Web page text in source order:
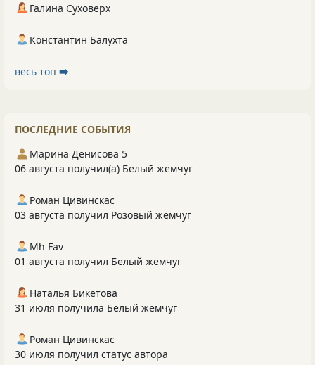
Галина Суховерх
Константин Балухта
весь топ ⮕
ПОСЛЕДНИЕ СОБЫТИЯ
Марина Денисова 5
06 августа получил(а) Белый жемчуг
Роман Цивинскас
03 августа получил Розовый жемчуг
Mh Fav
01 августа получил Белый жемчуг
Наталья Бикетова
31 июля получила Белый жемчуг
Роман Цивинскас
30 июля получил статус автора